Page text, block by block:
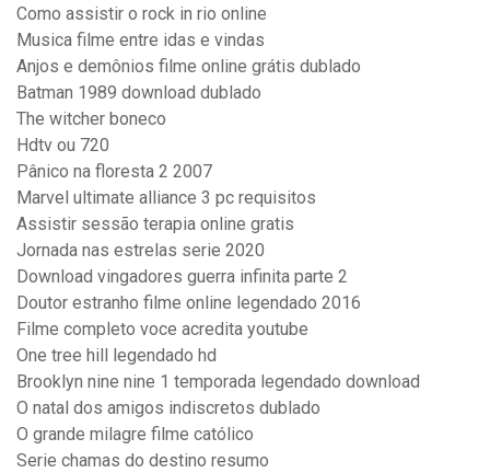
Como assistir o rock in rio online
Musica filme entre idas e vindas
Anjos e demônios filme online grátis dublado
Batman 1989 download dublado
The witcher boneco
Hdtv ou 720
Pânico na floresta 2 2007
Marvel ultimate alliance 3 pc requisitos
Assistir sessão terapia online gratis
Jornada nas estrelas serie 2020
Download vingadores guerra infinita parte 2
Doutor estranho filme online legendado 2016
Filme completo voce acredita youtube
One tree hill legendado hd
Brooklyn nine nine 1 temporada legendado download
O natal dos amigos indiscretos dublado
O grande milagre filme católico
Serie chamas do destino resumo